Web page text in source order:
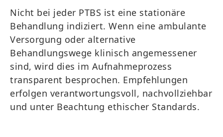
Nicht bei jeder PTBS ist eine stationäre
Behandlung indiziert. Wenn eine ambulante
Versorgung oder alternative
Behandlungswege klinisch angemessener
sind, wird dies im Aufnahmeprozess
transparent besprochen. Empfehlungen
erfolgen verantwortungsvoll, nachvollziehbar
und unter Beachtung ethischer Standards.